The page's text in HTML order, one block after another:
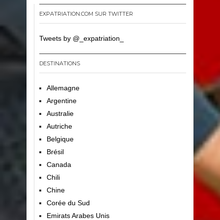
EXPATRIATION.COM SUR TWITTER
Tweets by @_expatriation_
DESTINATIONS
Allemagne
Argentine
Australie
Autriche
Belgique
Brésil
Canada
Chili
Chine
Corée du Sud
Emirats Arabes Unis